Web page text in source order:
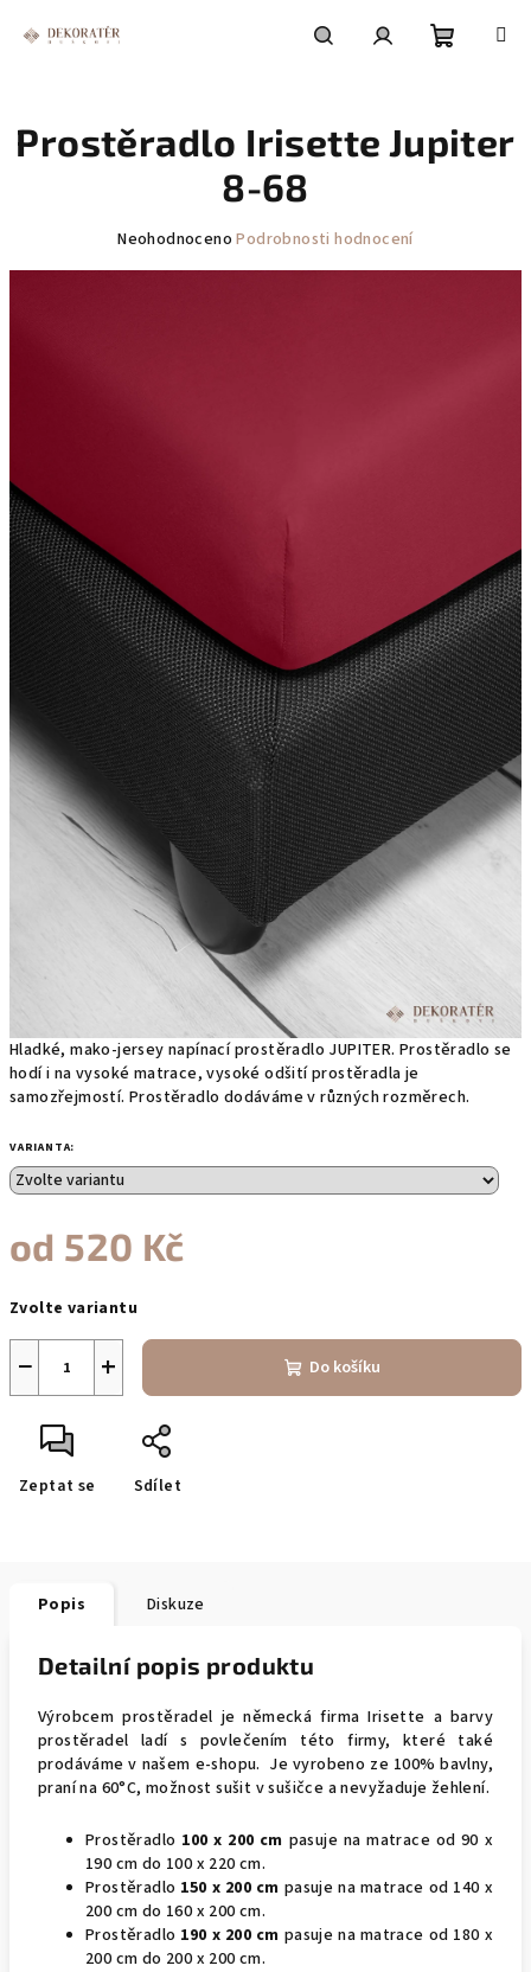
košík
Hladké, mako-jersey napínací prostěradlo JUPITER. Prostěradlo se
hodí i na vysoké matrace, vysoké odšití prostěradla je
samozřejmostí. Prostěradlo dodáváme v různých rozměrech.
VARIANTA:
od 520 Kč
cena:
Zvolte variantu
+
− Do košíku
Zeptat se Sdílet
Prostěradlo Irisette Jupiter
8-68
Průměrné
Neohodnoceno Podrobnosti hodnocení
Popis Diskuze
Detailní popis produktu
Výrobcem prostěradel je německá firma Irisette a barvy
prostěradel ladí s povlečením této firmy, které také
prodáváme v našem e-shopu. Je vyrobeno ze 100% bavlny,
praní na 60°C, možnost sušit v sušičce a nevyžaduje žehlení.
Prostěradlo 100 x 200 cm pasuje na matrace od 90 x
190 cm do 100 x 220 cm.
Prostěradlo 150 x 200 cm pasuje na matrace od 140 x
200 cm do 160 x 200 cm.
Prostěradlo 190 x 200 cm pasuje na matrace od 180 x
200 cm do 200 x 200 cm.